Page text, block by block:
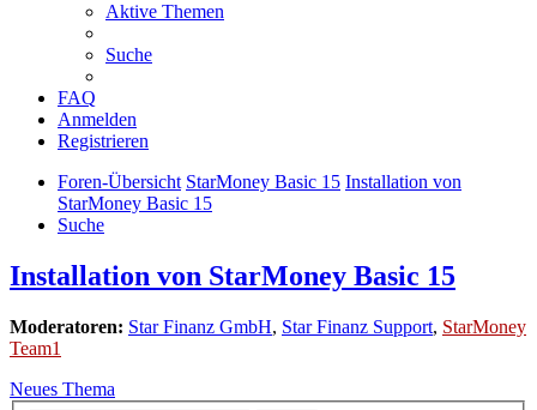
Aktive Themen
Suche
FAQ
Anmelden
Registrieren
Foren-Übersicht StarMoney Basic 15 Installation von
StarMoney Basic 15
Suche
Installation von StarMoney Basic 15
Moderatoren: Star Finanz GmbH, Star Finanz Support, StarMoney
Team1
Neues Thema